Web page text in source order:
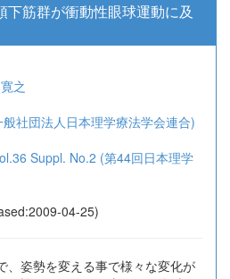
下筋群が衝動性眼球運動に及
之
社団法人日本理学療法学会連合)
Suppl. No.2 (第44回日本理学
04-25)
、姿勢を変える事で様々な変化が